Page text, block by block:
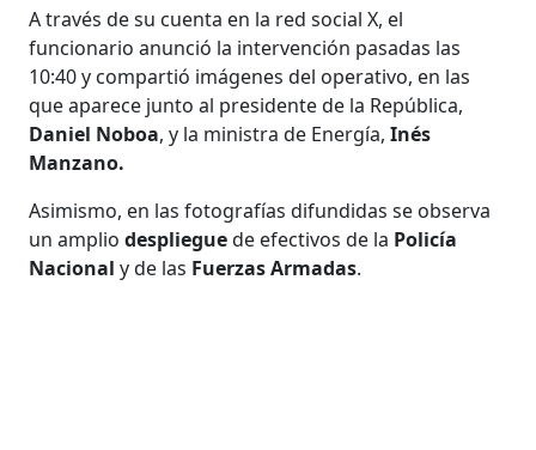
A través de su cuenta en la red social X, el
funcionario anunció la intervención pasadas las
10:40 y compartió imágenes del operativo, en las
que aparece junto al presidente de la República,
Daniel Noboa, y la ministra de Energía, Inés
Manzano.
Asimismo, en las fotografías difundidas se observa
un ampliodesplieguede efectivos de la Policía
Nacional y de las Fuerzas Armadas.